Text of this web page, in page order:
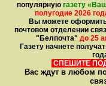
популярную газету
полугодие 2026
Вы можете
почтовом отделении
"Белпочта" до 25
Газету начнете
СПЕШИТЕ
Вас ждут в любом